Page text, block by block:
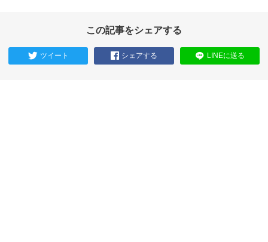
この記事をシェアする
ツイート シェアする LINEに送る